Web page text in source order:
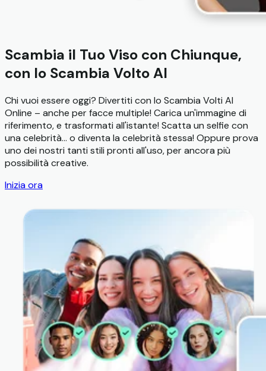
Scambia il Tuo Viso con Chiunque,
con lo Scambia Volto AI
Chi vuoi essere oggi? Divertiti con lo Scambia Volti AI
Online – anche per facce multiple! Carica un'immagine di
riferimento, e trasformati all'istante! Scatta un selfie con
una celebrità... o diventa la celebrità stessa! Oppure prova
uno dei nostri tanti stili pronti all'uso, per ancora più
possibilità creative.
Inizia ora